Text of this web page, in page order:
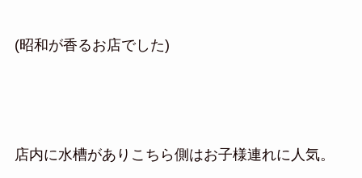
(昭和が香るお店でした)
店内に水槽がありこちら側はお子様連れに人気。